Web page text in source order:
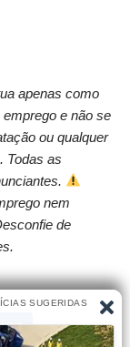
apenas como
e não se
ou qualquer
Todas as
nem
de